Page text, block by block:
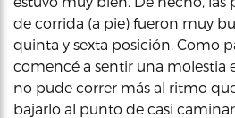
de corrida (a pie) fueron muy
quinta y sexta posición. Como
comencé a sentir una molestia
no pude correr más al ritmo
bajarlo al punto de casi